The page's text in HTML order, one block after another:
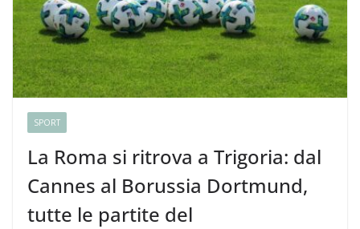
SPORT
La Roma si ritrova a Trigoria: dal
Cannes al Borussia Dortmund,
tutte le partite del